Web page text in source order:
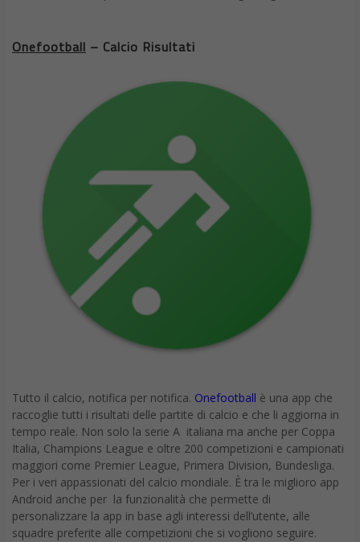
Onefootball – Calcio Risultati
Tutto il calcio, notifica per notifica. Onefootball è una app che
raccoglie tutti i risultati delle partite di calcio e che li aggiorna in
tempo reale. Non solo la serie A italiana ma anche per Coppa
Italia, Champions League e oltre 200 competizioni e campionati
maggiori come Premier League, Primera Division, Bundesliga.
Per i veri appassionati del calcio mondiale. È tra le miglioro app
Android anche per la funzionalità che permette di
personalizzare la app in base agli interessi dell’utente, alle
squadre preferite alle competizioni che si vogliono seguire.